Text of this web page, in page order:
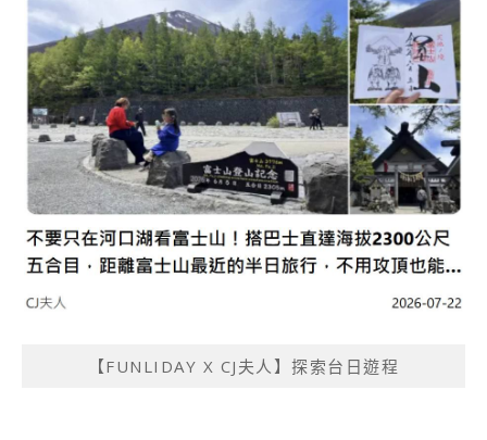
【FUNLIDAY X CJ夫人】探索台日遊程